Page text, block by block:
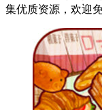
集优质资源，欢迎